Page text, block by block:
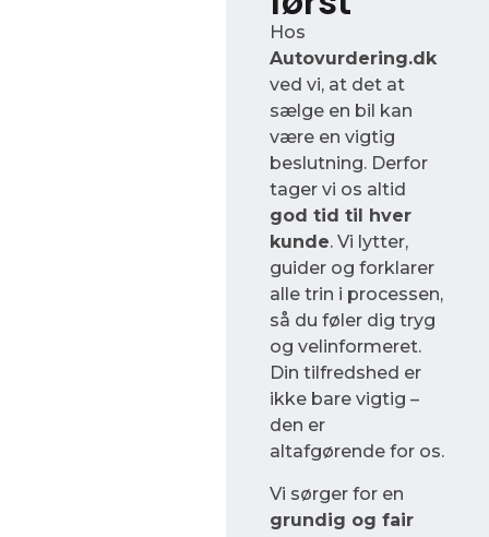
Hos
Autovurdering.dk
ved vi, at det at
sælge en bil kan
være en vigtig
beslutning. Derfor
tager vi os altid
god tid til hver
kunde. Vi lytter,
guider og forklarer
alle trin i processen,
så du føler dig tryg
og velinformeret.
Din tilfredshed er
ikke bare vigtig –
den er
altafgørende for os.
Vi sørger for en
grundig og fair